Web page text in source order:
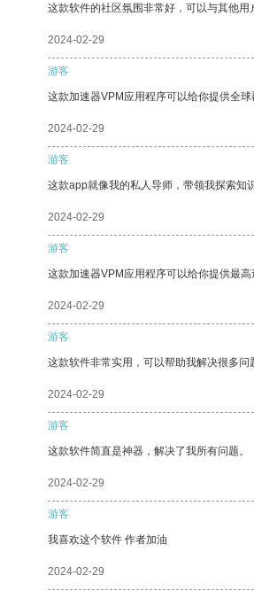
这款软件的社区氛围非常好，可以与其他用
2024-02-29
游客
这款加速器VPM应用程序可以给你提供全球
2024-02-29
游客
这款app就像我的私人导师，带领我探索知
2024-02-29
游客
这款加速器VPM应用程序可以给你提供最
2024-02-29
游客
这款软件非常实用，可以帮助我解决很多问
2024-02-29
游客
这款软件简直是神器，解决了我所有问题。
2024-02-29
游客
我喜欢这个软件 作者加油
2024-02-29